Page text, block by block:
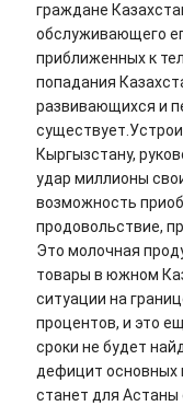
граждане
обслуживающего
приближенных к
попадания
развивающихся и
Кыргызстану,
удар миллионы
возможность
продовольствие,
Это молочная
товары в южном
ситуации на
процентов, и это
сроки не будет
дефицит основных
станет для Астаны